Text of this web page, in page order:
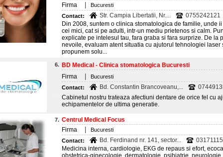
Firma
Bucuresti
Contact:
Str. Campia Libertatii, Nr....
0755242121
Din 2008, suntem o clinica stomatologica de familie, unde
cei mici, cat si pe adulti, intr-un mediu prietenos si calm.
explicate pe intelesul tau, fara graba si fara surprize. De la
nevoile, evaluam atent situatia cu ajutorul tehnologiei
propunem solu...
6. BD Medical - Clinica stomatologica Bucuresti
Firma
Bucuresti
Contact:
Bd. Constantin Brancoveanu,...
Cabinetul nostru trateaza afectiuni dentare de orice fel cu
echipamentelor de ultima generatie.
7. Centrul Medical Focus
Firma
Bucuresti
Contact:
Bd. Ferdinand nr. 141, sector...
Medicina interna, cardiologie, EKG de repaus si efort,
obstetrica-ginecologie, dermatologie, psihiatrie,